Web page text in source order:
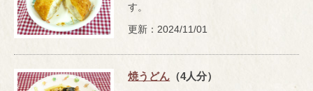
す。
更新：2024/11/01
焼うどん （4人分）